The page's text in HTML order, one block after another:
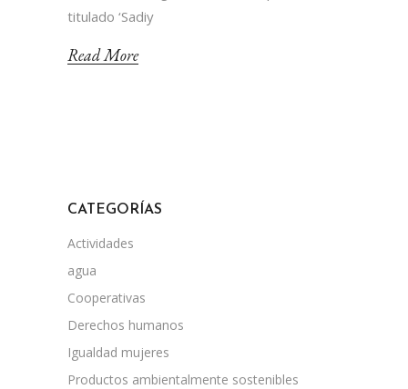
titulado ‘Sadiy
Read More
CATEGORÍAS
Actividades
agua
Cooperativas
Derechos humanos
Igualdad mujeres
Productos ambientalmente sostenibles